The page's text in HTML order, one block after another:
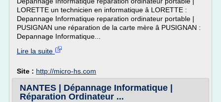
LORETTE un technicien en informatique â LORETTE :
Depannage Informatique reparation ordinateur portable |
PUSIGNAN une réparation de la carte mère â PUSIGNAN :
Depannage Informatique...
Lire la suite
Site : http://micro-hs.com
NANTES | Dépannage Informatique |
Réparation Ordinateur ...